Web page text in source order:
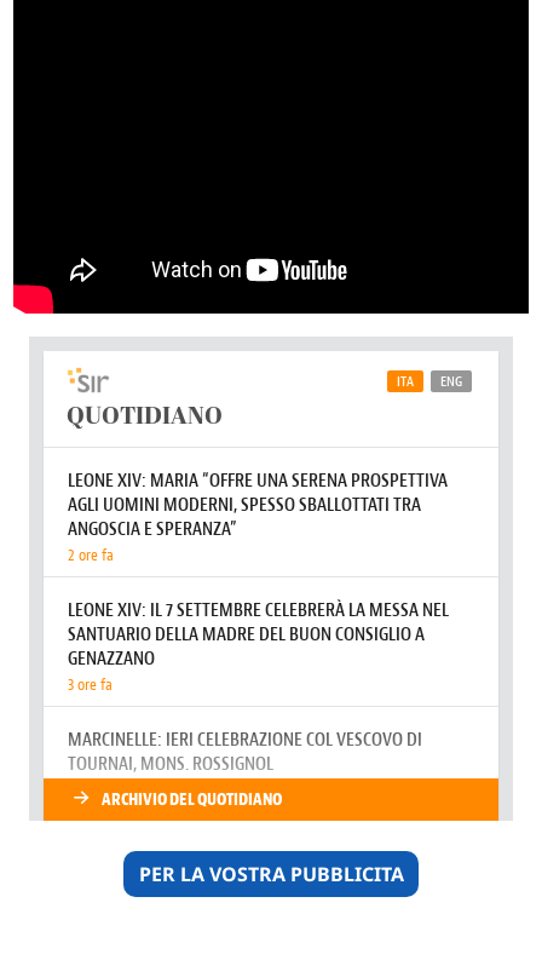
PER LA VOSTRA PUBBLICITA